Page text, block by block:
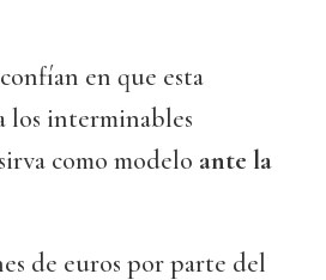
en que esta
los interminables
como modelo ante la
de euros por parte del